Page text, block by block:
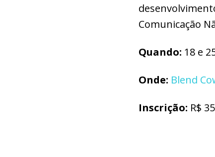
Comunicação
Quando: 18 e
Onde: Blend
Inscrição: R$